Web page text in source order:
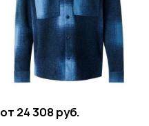
от 24 308 руб.